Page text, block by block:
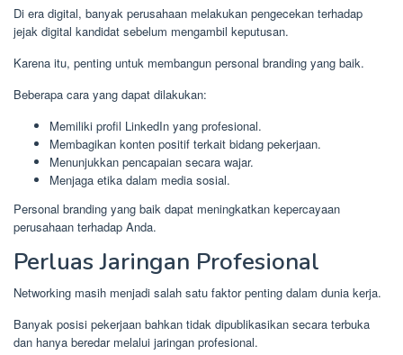
Di era digital, banyak perusahaan melakukan pengecekan terhadap
jejak digital kandidat sebelum mengambil keputusan.
Karena itu, penting untuk membangun personal branding yang baik.
Beberapa cara yang dapat dilakukan:
Memiliki profil LinkedIn yang profesional.
Membagikan konten positif terkait bidang pekerjaan.
Menunjukkan pencapaian secara wajar.
Menjaga etika dalam media sosial.
Personal branding yang baik dapat meningkatkan kepercayaan
perusahaan terhadap Anda.
Perluas Jaringan Profesional
Networking masih menjadi salah satu faktor penting dalam dunia kerja.
Banyak posisi pekerjaan bahkan tidak dipublikasikan secara terbuka
dan hanya beredar melalui jaringan profesional.